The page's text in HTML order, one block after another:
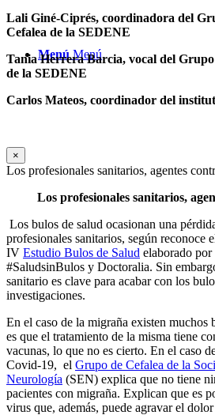
Menú Menú
Lali Giné-Ciprés, coordinadora del
Cefalea de la SEDENE
Tania Herrera Barcia, vocal del
de la SEDENE
Carlos Mateos, coordinador del
×
Los profesionales sanitarios, agentes
Los profesionales sanitarios,
Los bulos de salud ocasionan una
profesionales sanitarios, según reconoce
IV Estudio Bulos de Salud elaborado
#SaludsinBulos y Doctoralia. Sin
sanitario es clave para acabar con los
investigaciones.
En el caso de la migraña existen
es que el tratamiento de la misma tiene
vacunas, lo que no es cierto. En el caso
Covid-19, el Grupo de Cefalea de la
Neurología (SEN) explica que no tiene
pacientes con migraña. Explican que es
virus que, además, puede agravar el dolor